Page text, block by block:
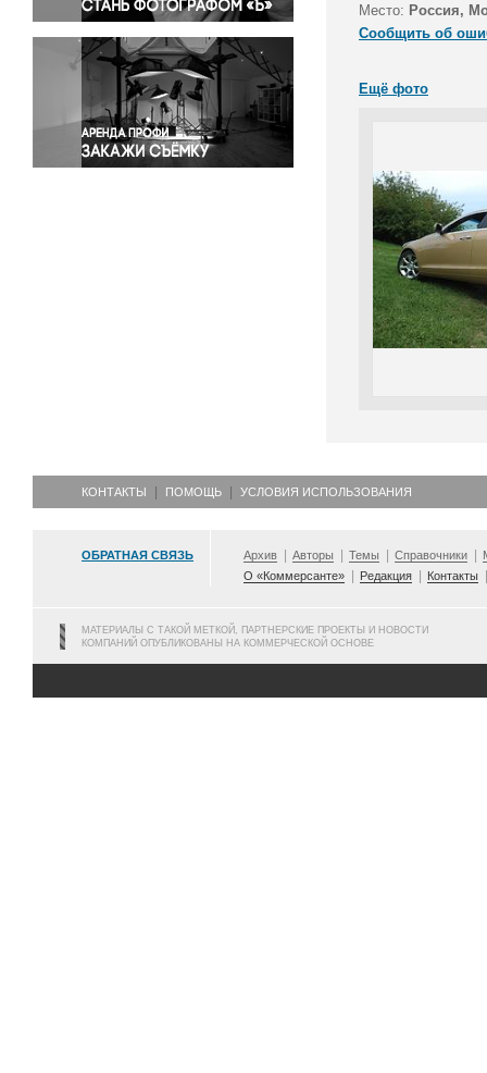
Религия
Светская жизнь
Спорт
Экология
Экономика и бизнес
Место: Россия,
Сообщить об
Ещё фото
КОНТАКТЫ ПОМОЩЬ УСЛОВИЯ ИСПОЛЬЗОВАНИЯ
ОБРАТНАЯ СВЯЗЬ Архив Авторы Темы Справочники
О «Коммерсанте»
Редакция Контакты
МАТЕРИАЛЫ С ТАКОЙ МЕТКОЙ, ПАРТНЕРСКИЕ ПРОЕКТЫ И НОВОСТИ
КОМПАНИЙ ОПУБЛИКОВАНЫ НА КОММЕРЧЕСКОЙ ОСНОВЕ